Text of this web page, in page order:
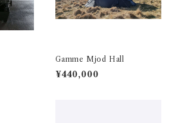
Gamme Mjod Hall
¥440,000